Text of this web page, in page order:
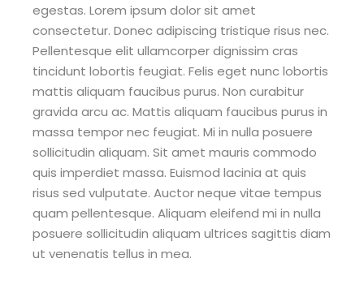
egestas. Lorem ipsum dolor sit amet
consectetur. Donec adipiscing tristique risus nec.
Pellentesque elit ullamcorper dignissim cras
tincidunt lobortis feugiat. Felis eget nunc lobortis
mattis aliquam faucibus purus. Non curabitur
gravida arcu ac. Mattis aliquam faucibus purus in
massa tempor nec feugiat. Mi in nulla posuere
sollicitudin aliquam. Sit amet mauris commodo
quis imperdiet massa. Euismod lacinia at quis
risus sed vulputate. Auctor neque vitae tempus
quam pellentesque. Aliquam eleifend mi in nulla
posuere sollicitudin aliquam ultrices sagittis diam
ut venenatis tellus in mea.